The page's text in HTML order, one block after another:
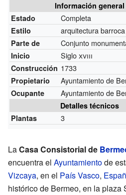
Información general
Estado
Completa
Estilo arquitectura barroca
Parte de Conjunto
Inicio Sigloxviii
Construcción 1733
Propietario Ayuntamiento de
Ocupante Ayuntamiento de
Detalles técnicos
Plantas
3
LaCasa Consistorial de
encuentra el Ayuntamientode
Vizcaya, en el País Vasco,
histórico de Bermeo, en la plaza